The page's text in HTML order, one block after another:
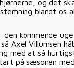
og det
blandt os
den kommende
Axel Villumsen
med at så
på sæsonen